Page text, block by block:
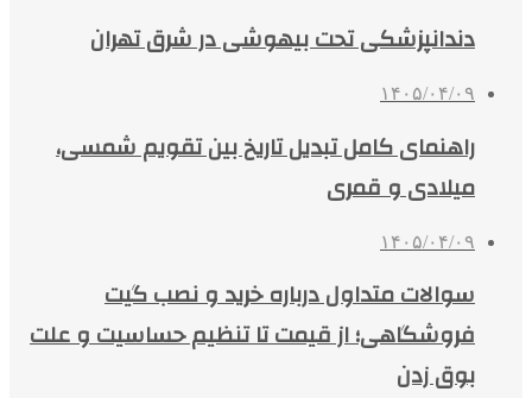
دندانپزشکی تحت بیهوشی در شرق تهران
۱۴۰۵/۰۴/۰۹
راهنمای کامل تبدیل تاریخ بین تقویم شمسی،
میلادی و قمری
۱۴۰۵/۰۴/۰۹
سوالات متداول درباره خرید و نصب گیت
فروشگاهی؛ از قیمت تا تنظیم حساسیت و علت
بوق زدن